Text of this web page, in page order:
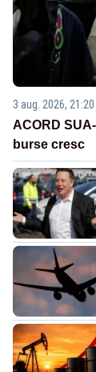
3 aug. 2026, 21:20
ACORD
burse cresc